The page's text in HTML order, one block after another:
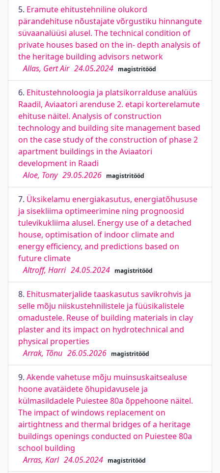
5. Eramute ehitustehniline olukord
pärandehituse nõustajate võrgustiku hinnangute
süvaanalüüsi alusel. The technical condition of
private houses based on the in- depth analysis of
the heritage building advisors network
Allas, Gert Air 24.05.2024 magistritööd
6. Ehitustehnoloogia ja platsikorralduse analüüs
Raadil, Aviaatori arenduse 2. etapi korterelamute
ehituse näitel. Analysis of construction
technology and building site management based
on the case study of the construction of phase 2
apartment buildings in the Aviaatori
development in Raadi
Aloe, Tony 29.05.2026 magistritööd
7. Üksikelamu energiakasutus, energiatõhususe
ja sisekliima optimeerimine ning prognoosid
tulevikukliima alusel. Energy use of a detached
house, optimisation of indoor climate and
energy efficiency, and predictions based on
future climate
Altroff, Harri 24.05.2024 magistritööd
8. Ehitusmaterjalide taaskasutus savikrohvis ja
selle mõju niiskustehnilistele ja füüsikalistele
omadustele. Reuse of building materials in clay
plaster and its impact on hydrotechnical and
physical properties
Arrak, Tõnu 26.05.2026 magistritööd
9. Akende vahetuse mõju muinsuskaitsealuse
hoone avatäidete õhupidavusele ja
külmasildadele Puiestee 80a õppehoone näitel.
The impact of windows replacement on
airtightness and thermal bridges of a heritage
buildings openings conducted on Puiestee 80a
school building
Arras, Karl 24.05.2024 magistritööd